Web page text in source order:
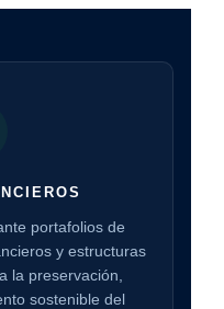
portafolios de
y estructuras
la preservación,
sostenible del